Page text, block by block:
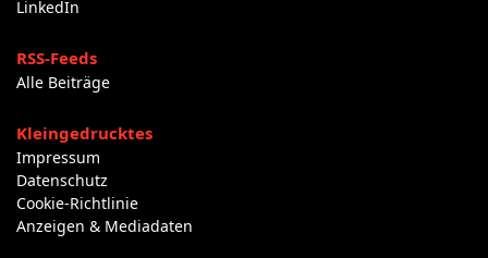
LinkedIn
RSS-Feeds
Alle Beiträge
Kleingedrucktes
Impressum
Datenschutz
Cookie-Richtlinie
Anzeigen & Mediadaten